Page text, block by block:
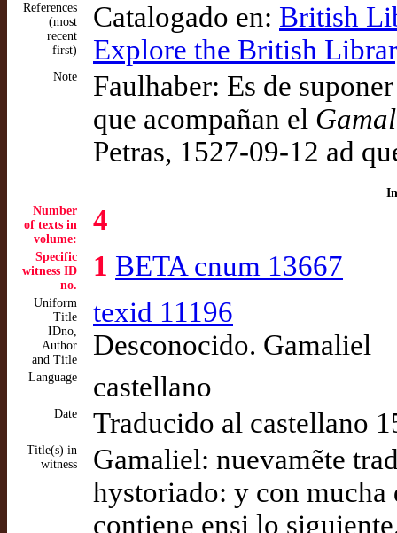
References
(most
recent
first)
Catalogado en: British
Explore the British
Note
Faulhaber: Es de
que acompañan el
Petras, 1527-09-12 ad
Number
of texts in
volume:
4
Specific
witness ID
no.
1 BETA cnum 13667
Uniform
Title
IDno,
Author
and Title
texid 11196
Desconocido. Gamaliel
Language castellano
Date Traducido al castellano
Title(s) in
witness
Gamaliel: nuevamẽte
hystoriado: y con
contiene ensi lo